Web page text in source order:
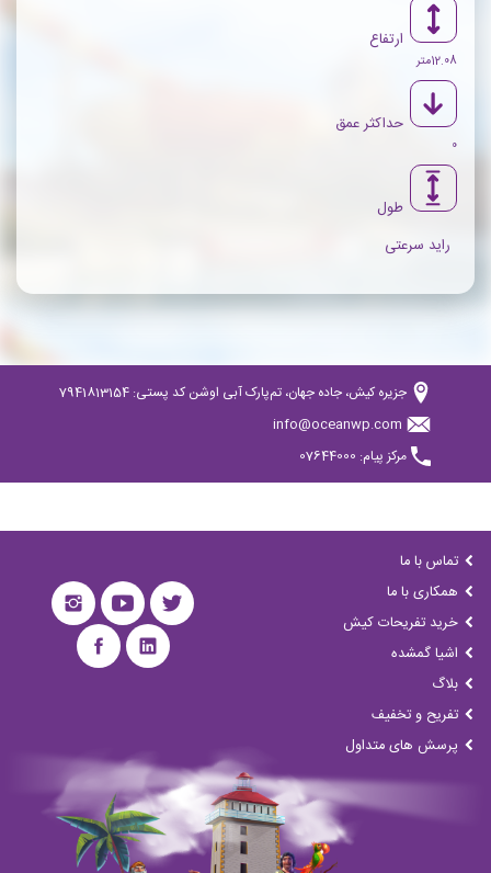
ارتفاع
12.08متر
حداکثر عمق
0
طول
راید سرعتی
جزیره کیش، جاده جهان، تم‌پارک آبی اوشن کد پستی: 7941813154
info@oceanwp.com
مرکز پیام: 07644000
تماس با ما
همکاری با ما
خرید تفریحات کیش
اشیا گمشده
بلاگ
تفریح و تخفیف
پرسش های متداول